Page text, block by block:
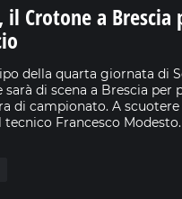
il Crotone a
della quarta giornata di
sarà di scena a Brescia per
di campionato. A scuotere
tecnico Francesco Modesto.